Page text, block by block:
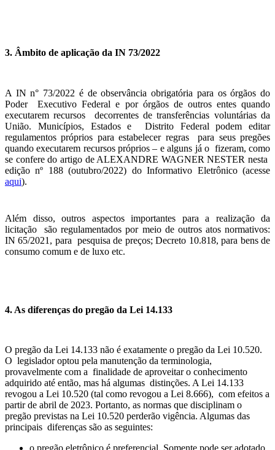
3. Âmbito de aplicação da IN 73/2022
A IN n° 73/2022 é de observância obrigatória para os órgãos do
Poder Executivo Federal e por órgãos de outros entes quando
executarem recursos decorrentes de transferências voluntárias da
União. Municípios, Estados e Distrito Federal podem editar
regulamentos próprios para estabelecer regras para seus pregões
quando executarem recursos próprios – e alguns já o fizeram, como
se confere do artigo de ALEXANDRE WAGNER NESTER nesta
edição nº 188 (outubro/2022) do Informativo Eletrônico (acesse
aqui).
Além disso, outros aspectos importantes para a realização da
licitação são regulamentados por meio de outros atos normativos:
IN 65/2021, para pesquisa de preços; Decreto 10.818, para bens de
consumo comum e de luxo etc.
4. As diferenças do pregão da Lei 14.133
O pregão da Lei 14.133 não é exatamente o pregão da Lei 10.520.
O legislador optou pela manutenção da terminologia,
provavelmente com a finalidade de aproveitar o conhecimento
adquirido até então, mas há algumas distinções. A Lei 14.133
revogou a Lei 10.520 (tal como revogou a Lei 8.666), com efeitos a
partir de abril de 2023. Portanto, as normas que disciplinam o
pregão previstas na Lei 10.520 perderão vigência. Algumas das
principais diferenças são as seguintes:
o pregão eletrônico é preferencial. Somente pode ser adotado